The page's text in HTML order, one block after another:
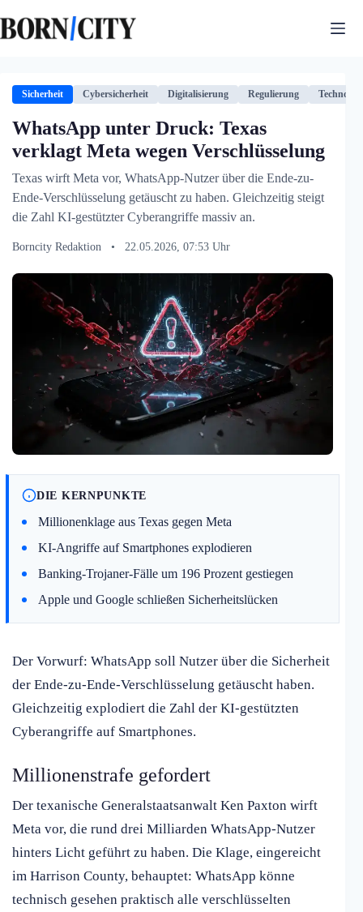
Inhalt
springen
Sicherheit Cybersicherheit Digitalisierung Regulierung
WhatsApp unter Druck: Texas
verklagt Meta wegen Verschlüsselung
Texas wirft Meta vor, WhatsApp-Nutzer über die Ende-zu-
Ende-Verschlüsselung getäuscht zu haben. Gleichzeitig steigt
die Zahl KI-gestützter Cyberangriffe massiv an.
Borncity Redaktion • 22.05.2026, 07:53 Uhr
DIE KERNPUNKTE
Millionenklage aus Texas gegen Meta
KI-Angriffe auf Smartphones explodieren
Banking-Trojaner-Fälle um 196 Prozent gestiegen
Apple und Google schließen Sicherheitslücken
Der Vorwurf: WhatsApp soll Nutzer über die Sicherheit
der Ende-zu-Ende-Verschlüsselung getäuscht haben.
Gleichzeitig explodiert die Zahl der KI-gestützten
Cyberangriffe auf Smartphones.
Millionenstrafe gefordert
Der texanische Generalstaatsanwalt Ken Paxton wirft
Meta vor, die rund drei Milliarden WhatsApp-Nutzer
hinters Licht geführt zu haben. Die Klage, eingereicht
im Harrison County, behauptet: WhatsApp könne
technisch gesehen praktisch alle verschlüsselten